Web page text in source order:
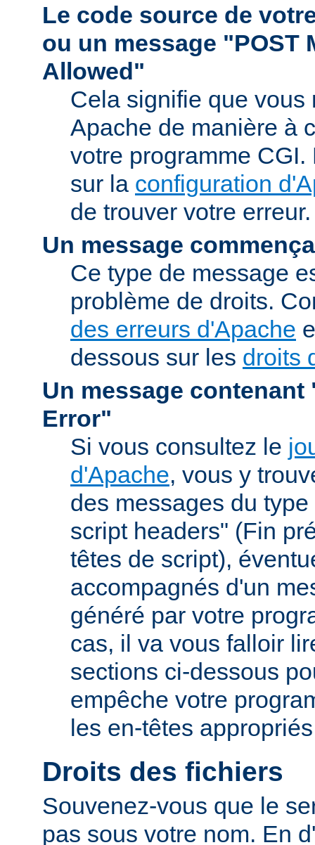
Le code source de
ou un message "POST
Allowed"
Cela signifie que vous
Apache de manière à
votre programme
sur la configuration
de trouver votre erreur.
Un message
Ce type de message
problème de droits.
des erreurs d'Apache
dessous sur les droits
Un message contenant
Error"
Si vous consultez le
d'Apache, vous y
des messages du
script headers" (Fin
têtes de script),
accompagnés d'un
généré par votre
cas, il va vous falloir
sections ci-dessous
empêche votre
les en-têtes
Droits des fichiers
Souvenez-vous que le
pas sous votre nom. En